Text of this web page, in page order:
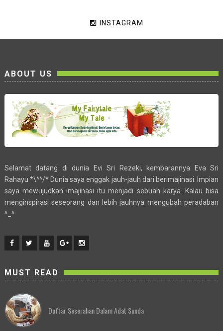
INSTAGRAM
ABOUT US
Selamat datang di dunia Evi Sri Rezeki, kembarannya Eva Sri
Rahayu *\^^/* Dunia saya enggak jauh-jauh dari berimajinasi. Impian
saya mewujudkan imajinasi itu menjadi sebuah karya. Kalau bisa
menginspirasi seseorang dan lebih jauhnya mengubah peradaban
^_^
MUST READ
Daftar Seserahan Dalam Adat Sunda